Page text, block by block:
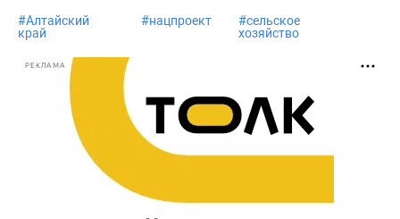
#Алтайский
край
#нацпроект #сельское
хозяйство
РЕКЛАМА